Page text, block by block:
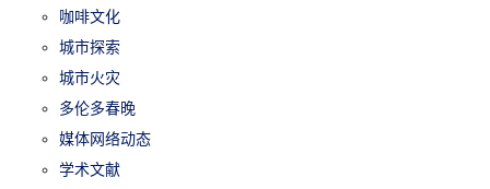
咖啡文化
城市探索
城市火灾
多伦多春晚
媒体网络动态
学术文献